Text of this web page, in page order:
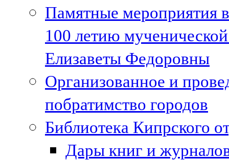
Памятные мероприятия
100 летию
Елизаветы Федоровны
Организованное и
побратимство городов
Библиотека Кипрского
Дары книг и